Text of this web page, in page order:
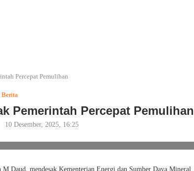
Percepat Pemulihan
Berita
Pemerintah Percepat Pemulihan
10 Desember, 2025, 16:25
Daud, mendesak Kementerian Energi dan Sumber Daya Mineral